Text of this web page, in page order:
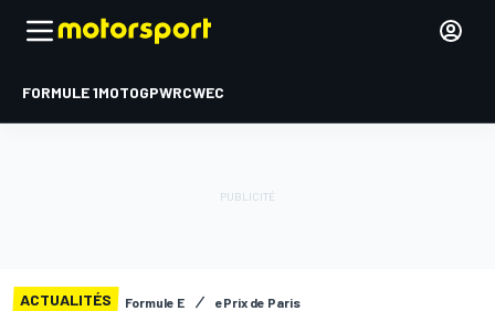
FORMULE 1MOTOGPWRCWEC
ACTUALITÉS Formule E ePrix de Paris